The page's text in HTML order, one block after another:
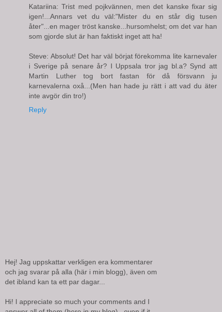
Katariina: Trist med pojkvännen, men det kanske fixar sig
igen!...Annars vet du väl:"Mister du en står dig tusen
åter"...en mager tröst kanske...hursomhelst; om det var han
som gjorde slut är han faktiskt inget att ha!
Steve: Absolut! Det har väl börjat förekomma lite karnevaler
i Sverige på senare år? I Uppsala tror jag bl.a? Synd att
Martin Luther tog bort fastan för då försvann ju
karnevalerna oxå...(Men han hade ju rätt i att vad du äter
inte avgör din tro!)
Reply
Hej! Jag uppskattar verkligen era kommentarer
och jag svarar på alla (här i min blogg), även om
det ibland kan ta ett par dagar...
Hi! I appreciate so much your comments and I